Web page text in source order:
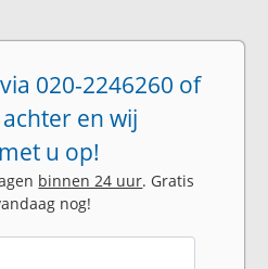
020-2246260 of
en wij
u op!
binnen 24 uur. Gratis
nog!